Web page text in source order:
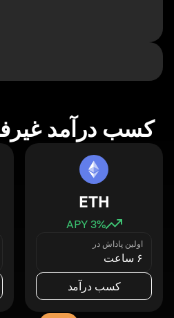
کسب درآمد
ETH
3% APY
اولین پاداش در
۶ ساعت
کسب درآمد